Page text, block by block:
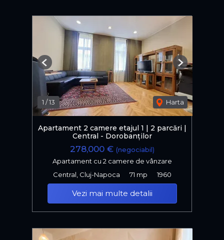
1 /13 Harta
Previous Next
Apartament 2 camere etajul 1 | 2 parcări |
Central - Dorobanților
278,000 € (negociabil)
Apartament cu 2 camere de vânzare
Central, Cluj-Napoca
71 mp 1960
Vezi mai multe detalii